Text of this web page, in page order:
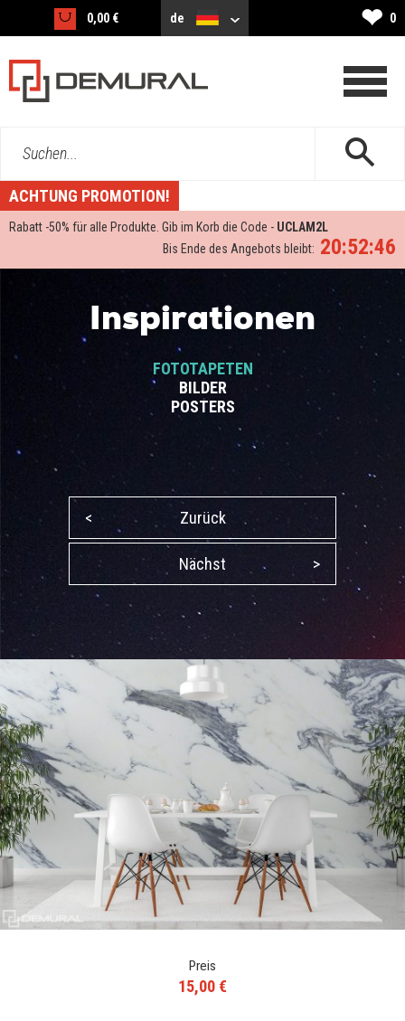
0,00 € de ❤ 0
Suchen...
ACHTUNG PROMOTION!
Rabatt -50% für alle Produkte. Gib im Korb die Code - UCLAM2L
20:52:45
Bis Ende des Angebots bleibt:
Inspirationen
FOTOTAPETEN
BILDER
POSTERS
< Zurück
Nächst >
Preis
15,00 €